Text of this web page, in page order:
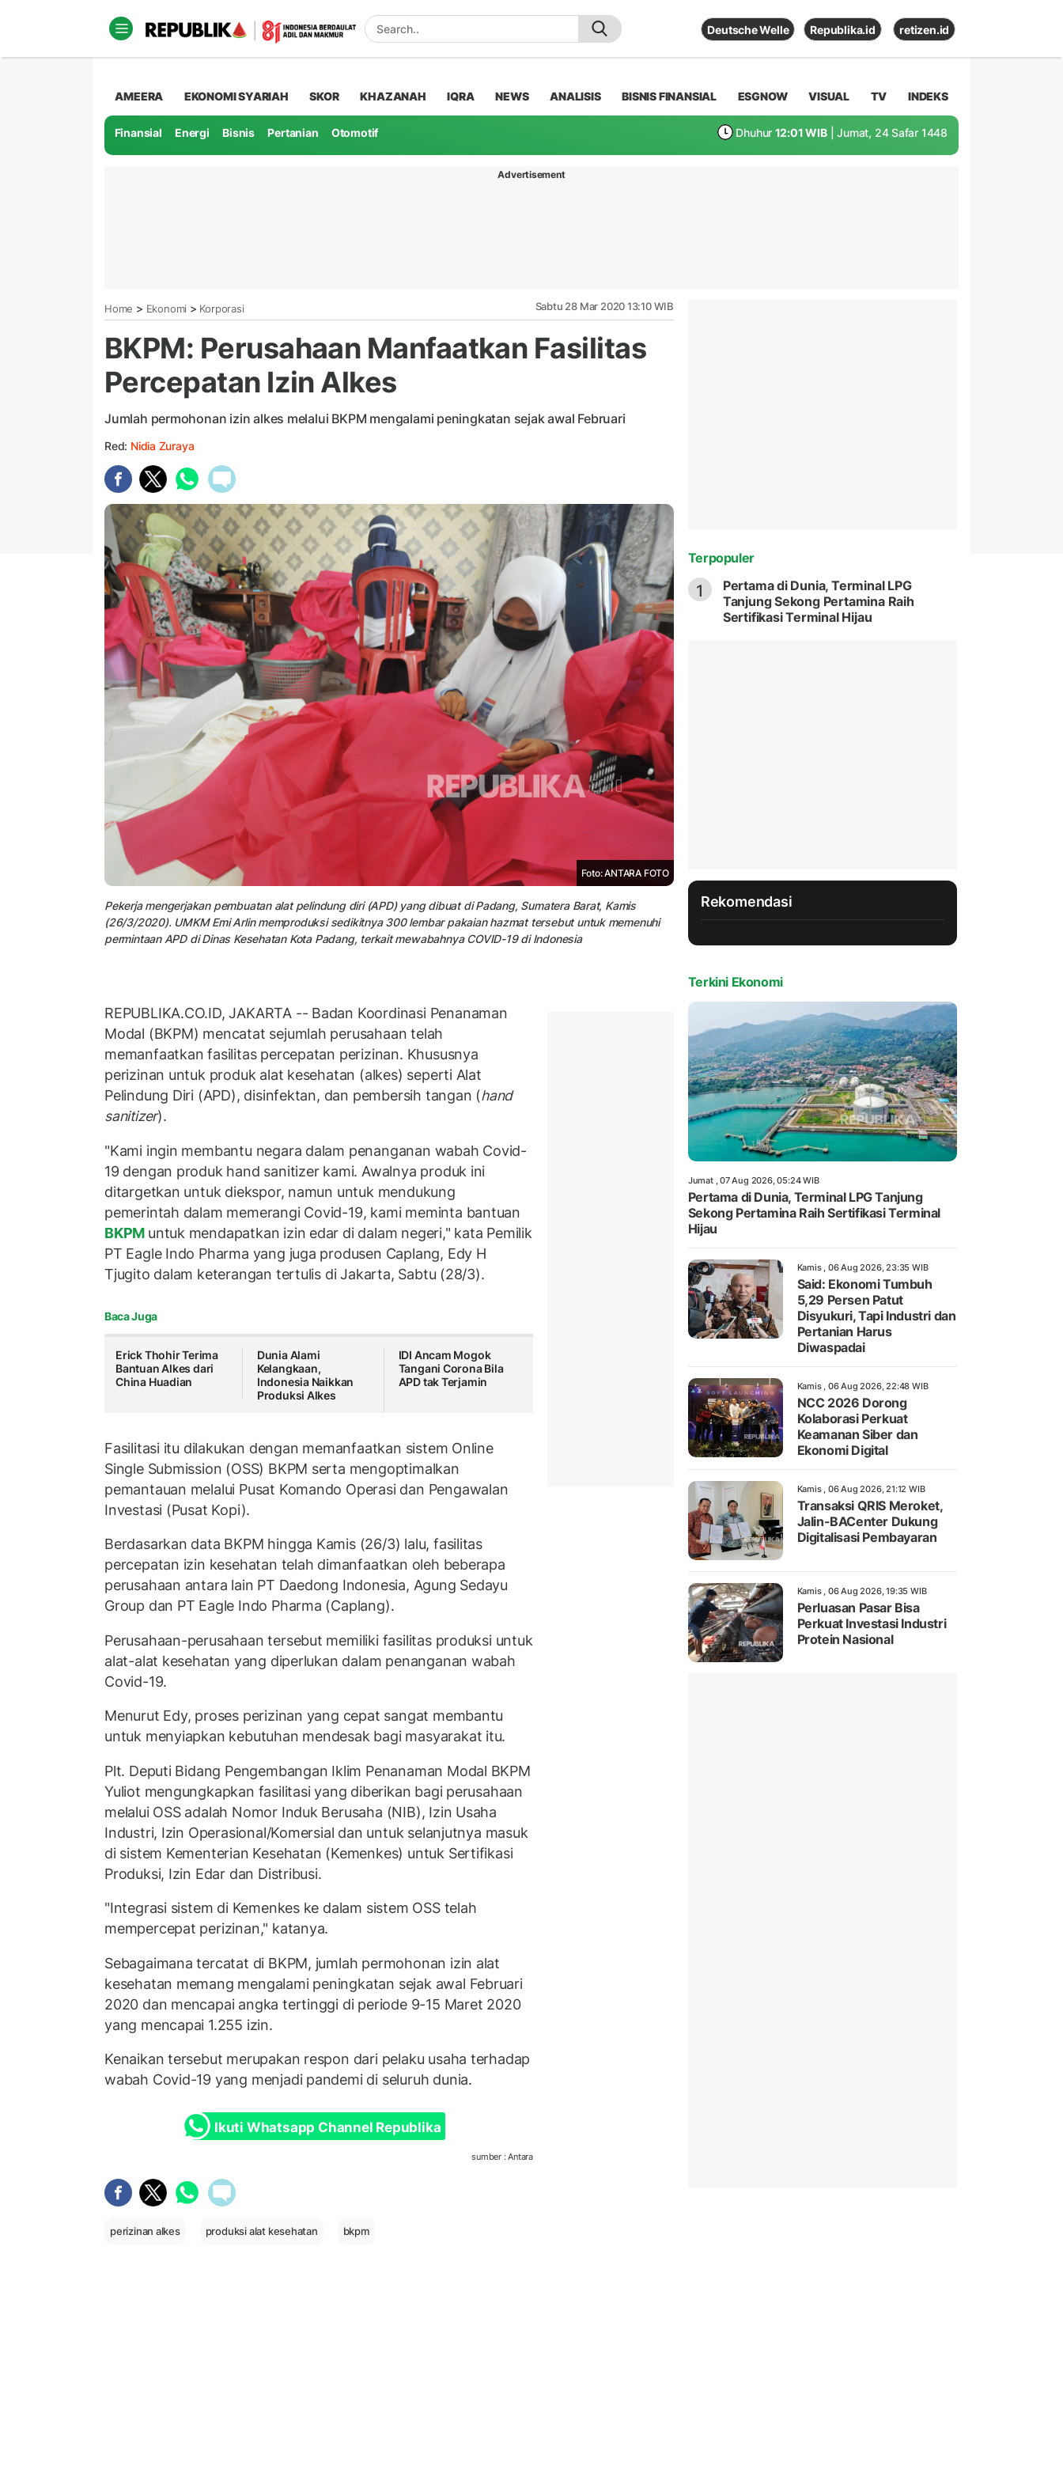
Deutsche Welle Republika.id retizen.id
AMEERA EKONOMI SYARIAH SKOR KHAZANAH IQRA NEWS ANALISIS BISNIS FINANSIAL ESGNOW VISUAL TV INDEKS
Finansial Energi Bisnis Pertanian Otomotif Dhuhur 12:01 WIB | Jumat, 24 Safar 1448
Advertisement
Home > Ekonomi > Korporasi Sabtu 28 Mar 2020 13:10 WIB
BKPM: Perusahaan Manfaatkan Fasilitas
Percepatan Izin Alkes
Jumlah permohonan izin alkes melalui BKPM mengalami peningkatan sejak awal Februari
Red: Nidia Zuraya
Foto: ANTARA FOTO
Pekerja mengerjakan pembuatan alat pelindung diri (APD) yang dibuat di Padang, Sumatera Barat, Kamis
(26/3/2020). UMKM Emi Arlin memproduksi sedikitnya 300 lembar pakaian hazmat tersebut untuk memenuhi
permintaan APD di Dinas Kesehatan Kota Padang, terkait mewabahnya COVID-19 di Indonesia
REPUBLIKA.CO.ID, JAKARTA -- Badan Koordinasi Penanaman
Modal (BKPM) mencatat sejumlah perusahaan telah
memanfaatkan fasilitas percepatan perizinan. Khususnya
perizinan untuk produk alat kesehatan (alkes) seperti Alat
Pelindung Diri (APD), disinfektan, dan pembersih tangan (hand
sanitizer).
"Kami ingin membantu negara dalam penanganan wabah Covid-
19 dengan produk hand sanitizer kami. Awalnya produk ini
ditargetkan untuk diekspor, namun untuk mendukung
pemerintah dalam memerangi Covid-19, kami meminta bantuan
BKPM untuk mendapatkan izin edar di dalam negeri," kata Pemilik
PT Eagle Indo Pharma yang juga produsen Caplang, Edy H
Tjugito dalam keterangan tertulis di Jakarta, Sabtu (28/3).
Baca Juga
Erick Thohir Terima
Bantuan Alkes dari
China Huadian
Dunia Alami
Kelangkaan,
Indonesia Naikkan
Produksi Alkes
IDI Ancam Mogok
Tangani Corona Bila
APD tak Terjamin
Fasilitasi itu dilakukan dengan memanfaatkan sistem Online
Single Submission (OSS) BKPM serta mengoptimalkan
pemantauan melalui Pusat Komando Operasi dan Pengawalan
Investasi (Pusat Kopi).
Berdasarkan data BKPM hingga Kamis (26/3) lalu, fasilitas
percepatan izin kesehatan telah dimanfaatkan oleh beberapa
perusahaan antara lain PT Daedong Indonesia, Agung Sedayu
Group dan PT Eagle Indo Pharma (Caplang).
Perusahaan-perusahaan tersebut memiliki fasilitas produksi untuk
alat-alat kesehatan yang diperlukan dalam penanganan wabah
Covid-19.
Menurut Edy, proses perizinan yang cepat sangat membantu
untuk menyiapkan kebutuhan mendesak bagi masyarakat itu.
Plt. Deputi Bidang Pengembangan Iklim Penanaman Modal BKPM
Yuliot mengungkapkan fasilitasi yang diberikan bagi perusahaan
melalui OSS adalah Nomor Induk Berusaha (NIB), Izin Usaha
Industri, Izin Operasional/Komersial dan untuk selanjutnya masuk
di sistem Kementerian Kesehatan (Kemenkes) untuk Sertifikasi
Produksi, Izin Edar dan Distribusi.
"Integrasi sistem di Kemenkes ke dalam sistem OSS telah
mempercepat perizinan," katanya.
Sebagaimana tercatat di BKPM, jumlah permohonan izin alat
kesehatan memang mengalami peningkatan sejak awal Februari
2020 dan mencapai angka tertinggi di periode 9-15 Maret 2020
yang mencapai 1.255 izin.
Kenaikan tersebut merupakan respon dari pelaku usaha terhadap
wabah Covid-19 yang menjadi pandemi di seluruh dunia.
Ikuti Whatsapp Channel Republika
sumber : Antara
perizinan alkes produksi alat kesehatan bkpm
Terpopuler
1
Pertama di Dunia, Terminal LPG
Tanjung Sekong Pertamina Raih
Sertifikasi Terminal Hijau
Rekomendasi
Terkini Ekonomi
Jumat , 07 Aug 2026, 05:24 WIB
Pertama di Dunia, Terminal LPG Tanjung
Sekong Pertamina Raih Sertifikasi Terminal
Hijau
Kamis , 06 Aug 2026, 23:35 WIB
Said: Ekonomi Tumbuh
5,29 Persen Patut
Disyukuri, Tapi Industri dan
Pertanian Harus
Diwaspadai
Kamis , 06 Aug 2026, 22:48 WIB
NCC 2026 Dorong
Kolaborasi Perkuat
Keamanan Siber dan
Ekonomi Digital
Kamis , 06 Aug 2026, 21:12 WIB
Transaksi QRIS Meroket,
Jalin-BACenter Dukung
Digitalisasi Pembayaran
Kamis , 06 Aug 2026, 19:35 WIB
Perluasan Pasar Bisa
Perkuat Investasi Industri
Protein Nasional